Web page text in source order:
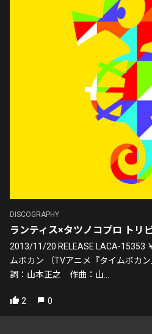
DISCOGRAPHY
ランティス×タツノコプロ トリ
2013/11/20 RELEASE LACA-15353
ムボカン （TVアニメ『タイムボカ
詞：山本正之 作曲：山...
2 0